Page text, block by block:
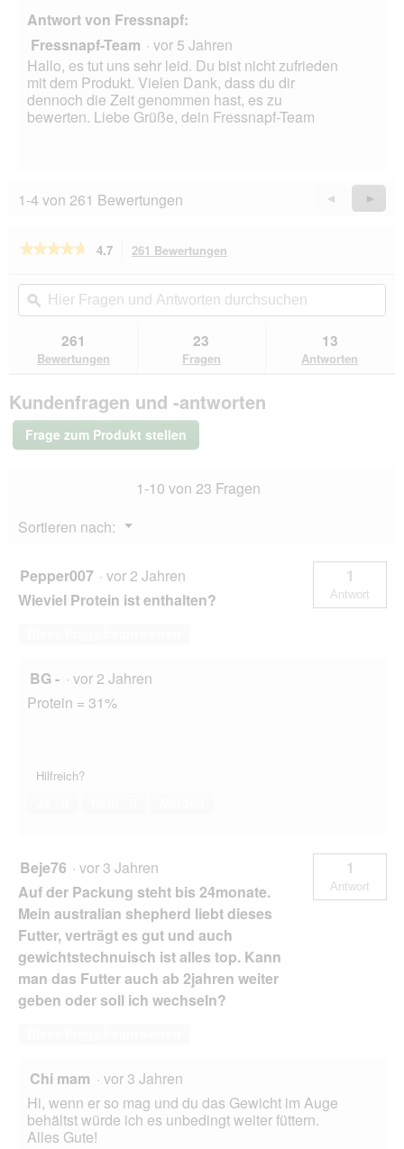
Antwort von Fressnapf:
Fressnapf-Team · vor 5 Jahren
Hallo, es tut uns sehr leid. Du bist nicht zufrieden
mit dem Produkt. Vielen Dank, dass du dir
dennoch die Zeit genommen hast, es zu
bewerten. Liebe Grüße, dein Fressnapf-Team
1-4 von 261 Bewertungen
Zurück
Reviews
◄
Weiter
►
★★★★★
★★★★★
5
lesen
REAL
WILDERNESS
Trockenfutter
Adult,
4
4.7 261 Bewertungen
Aktion
navigierst
du
Bewertungen.
Hier
Fragen
und
Antworten
durchsuchen
ϙ
261
Bewertungen
23
Fragen
13
Antworten
Kundenfragen und -antworten
Frage zum Produkt stellen
1-10 von 23 Fragen
Sortieren nach:
▼
Menü
Pepper007 · vor 2 Jahren
Wieviel Protein ist enthalten?
1
Antwort
BG - · vor 2 Jahren
Protein = 31%
Hilfreich?
Beje76 · vor 3 Jahren
Auf der Packung steht bis 24monate.
Mein australian shepherd liebt dieses
Futter, verträgt es gut und auch
gewichtstechnuisch ist alles top. Kann
man das Futter auch ab 2jahren weiter
geben oder soll ich wechseln?
1
Antwort
Chi mam · vor 3 Jahren
Hi, wenn er so mag und du das Gewicht im Auge
behältst würde ich es unbedingt weiter füttern.
Alles Gute!